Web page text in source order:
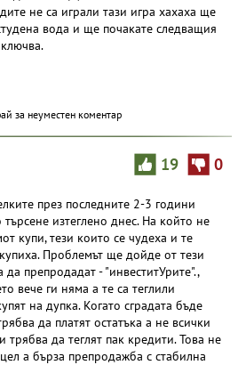
не са играли тази игра хахаха ще
вода и ще почакате следващия
за неуместен коментар
19 0
през последните 2-3 години
изтеглено днес. На който не
купи, тези които се чудеха и те
Проблемът ще дойде от тези
да препродадат - "инвеститУрите".,
вече ги няма а те са теглили
на дупка. Когато сградата бъде
да платят остатъка а не всички
трябва да теглят пак кредити. Това не
а бърза препродажба с стабилна